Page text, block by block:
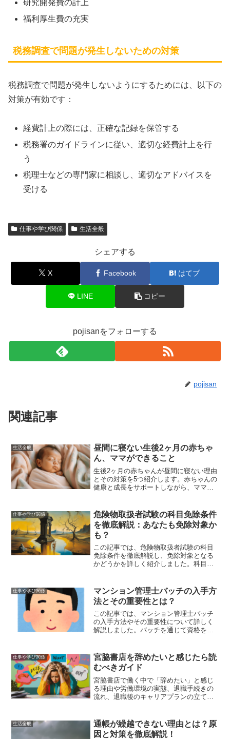
研究開発費の計上
福利厚生費の充実
税務調査で問題が発生しないための対策
税務調査で問題が発生しないようにするためには、以下の
対策が有効です：
経費計上の際には、正確な記録を保管する
税務署のガイドラインに従い、適切な経費計上を行
う
税理士などの専門家に相談し、適切なアドバイスを
受ける
仕事や学び関係 生活全般
シェアする
X Facebook はてブ
LINE コピー
pojisanをフォローする
pojisan
関連記事
生活全般
昼間に寝ない生後2ヶ月の赤ちゃ
ん、ママができること
生後2ヶ月の赤ちゃんが昼間に寝ない理由
とその対策を5つ紹介します。赤ちゃんの
健康と成長をサポートしながら、ママ自
仕事や学び関係
危険物取扱者試験の科目免除条件
を徹底解説：あなたも免除対象か
も？
この記事では、危険物取扱者試験の科目
免除条件を徹底解説し、免除対象となる
かどうかを詳しく紹介しました。科目免
そして効率的な試験対策方法について詳
しく解説することで、受験者が効率的に
資格を取得できるようサポートします。
仕事や学び関係
マンション管理士バッチの入手方
法とその重要性とは？
この記事では、マンション管理士バッチ
の入手方法やその重要性について詳しく
解説しました。バッチを通じて資格を証
いても触れ、マンション管理士としての
活動をサポートします。
仕事や学び関係
宮脇書店を辞めたいと感じたら読
むべきガイド
宮脇書店で働く中で「辞めたい」と感じ
る理由や労働環境の実態、退職手続きの
流れ、退職後のキャリアプランの立て
生活全般
通帳が繰越できない理由とは？原
因と対策を徹底解説！